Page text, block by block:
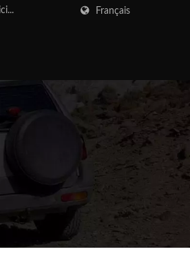
Français